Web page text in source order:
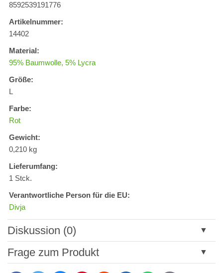
8592539191776
Artikelnummer:
14402
Material:
95% Baumwolle, 5% Lycra
Größe:
L
Farbe:
Rot
Gewicht:
0,210 kg
Lieferumfang:
1 Stck.
Verantwortliche Person für die EU:
Divja
Diskussion (0)
Neuer Kommentar
Frage zum Produkt